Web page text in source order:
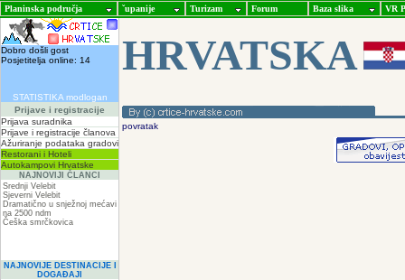
Planinska područja ˇupanije Turizam Forum Baza slika VR
Dobro došli gost
Posjetitelja online: 14
STATISTIKA modlogan
Prijave i registracije
Prijava suradnika
Prijave i registracije članova
Ažuriranje podataka gradovi
Restorani i Hoteli
Autokampovi Hrvatske
NAJNOVIJI ČLANCI
Srednji Velebit
Sjeverni Velebit
Dramatično u snježnoj mećavi
na 2500 ndm
Češka smrčkovica
NAJNOVIJE DESTINACIJE I
DOGAĐAJI
HRVATSKA
povratak